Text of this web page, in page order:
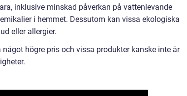
inklusive minskad påverkan på vattenlevande
i hemmet. Dessutom kan vissa ekologiska
eller allergier.
högre pris och vissa produkter kanske inte är